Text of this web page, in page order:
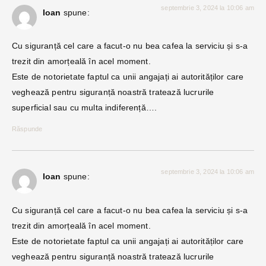
Ioan spune: septembrie 3, 2024 la 10:06 am
Cu siguranță cel care a facut-o nu bea cafea la serviciu și s-a
trezit din amorțeală în acel moment.
Este de notorietate faptul ca unii angajați ai autorităților care
veghează pentru siguranță noastră tratează lucrurile
superficial sau cu multa indiferență….
Răspunde
Ioan spune: septembrie 3, 2024 la 10:06 am
Cu siguranță cel care a facut-o nu bea cafea la serviciu și s-a
trezit din amorțeală în acel moment.
Este de notorietate faptul ca unii angajați ai autorităților care
veghează pentru siguranță noastră tratează lucrurile